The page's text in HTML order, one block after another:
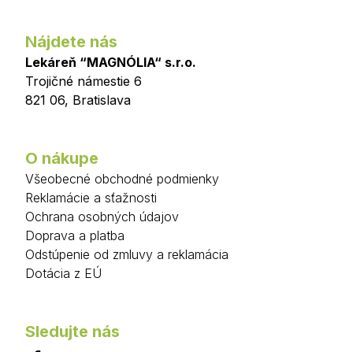
Nájdete nás
Lekáreň “MAGNÓLIA“ s.r.o.
Trojičné námestie 6
821 06, Bratislava
O nákupe
Všeobecné obchodné podmienky
Reklamácie a sťažnosti
Ochrana osobných údajov
Doprava a platba
Odstúpenie od zmluvy a reklamácia
Dotácia z EÚ
Sledujte nás